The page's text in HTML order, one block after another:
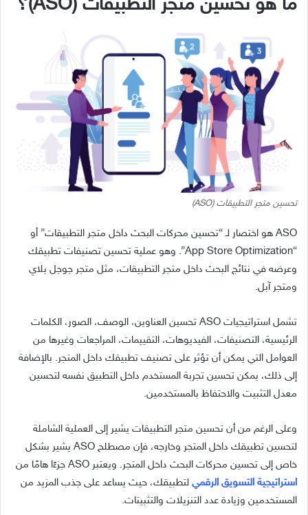
ما هو تحسين متجر التطبيقات (ASO)؟
تحسين متجر التطبيقات (ASO)
ASO هو اختصار لـ “تحسين محركات البحث داخل متجر التطبيقات” أو
“App Store Optimization”. وهو عملية تحسين تصنيفات تطبيقك
وعرضه في نتائج البحث داخل متجر التطبيقات، مثل متجر جوجل بلاي
ومتجر آبل.
تشمل استراتيجيات ASO تحسين العناوين، الوصف، الصور، الكلمات
الرئيسية، التصنيفات، الفيديوهات، التقييمات، المراجعات وغيرها من
العوامل التي يمكن أن تؤثر على تصنيف تطبيقك داخل المتجر. بالإضافة
إلى ذلك، يمكن تحسين تجربة المستخدم داخل التطبيق نفسه لتحسين
معدل التثبيت والاحتفاظ بالمستخدمين.
وعلى الرغم من أن تحسين متجر التطبيقات يشير إلى العملية الشاملة
لتحسين تطبيقك داخل المتجر وخارجه، فإن مصطلح ASO يشير بشكل
خاص إلى تحسين محركات البحث داخل المتجر. ويعتبر ASO جزءًا هامًا من
استراتيجية التسويق الرقمي لتطبيقك، حيث يساعد على جذب المزيد من
المستخدمين وزيادة عدد التنزيلات والتثبيتات.